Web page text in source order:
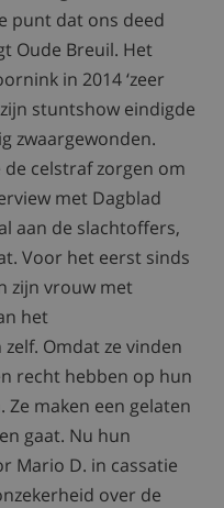
punt dat ons deed
Oude Breuil. Het
in 2014 ‘zeer
stuntshow eindigde
zwaargewonden.
celstraf zorgen om
met Dagblad
aan de slachtoffers,
Voor het eerst sinds
zijn vrouw met
het
Omdat ze vinden
recht hebben op hun
maken een gelaten
gaat. Nu hun
Mario D. in cassatie
over de